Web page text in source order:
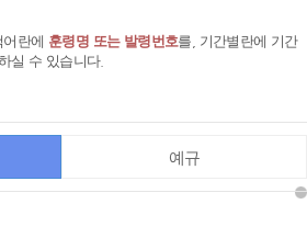
란에 훈령명 또는 발령번호를, 기간별란에 기간
실 수 있습니다.
예규